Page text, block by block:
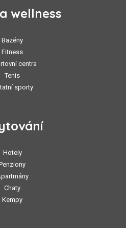
wellness
Bazény
Fitness
centra
Tenis
sporty
Hotely
Chaty
Kempy